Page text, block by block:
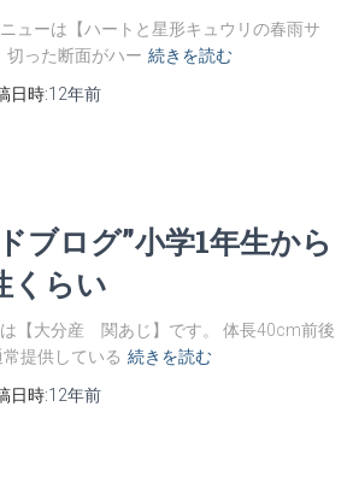
ューは【ハートと星形キュウリの春雨サ
った断面がハー 続きを読む
日時:12年前
ブログ”小学1年生から
くらい
【大分産 関あじ】です。 体長40cm前後
提供している 続きを読む
日時:12年前